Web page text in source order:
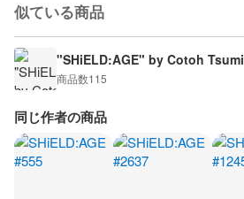
似ている商品
"SHiELD:AGE" by Cotoh Tsumi
商品数115
同じ作者の商品